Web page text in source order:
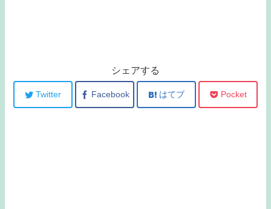
シェアする
Twitter Facebook はてブ Pocket